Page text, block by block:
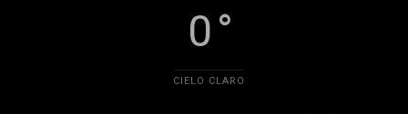
0 °
CIELO CLARO